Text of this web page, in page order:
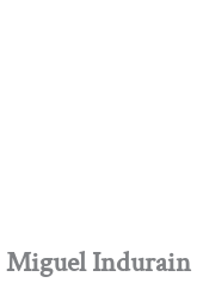
Miguel Indurain